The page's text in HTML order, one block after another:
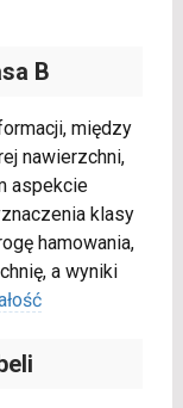
B
między
nawierzchni,
aspekcie
klasy
hamowania,
a wyniki